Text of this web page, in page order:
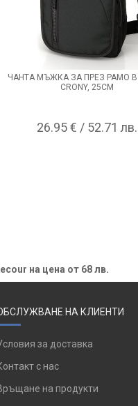
ЧАНТА МЪЖКА ЗА ПРЕЗ РАМО В
CRONY, 25СМ
26.95 € / 52.71 лв.
на цена от 68 лв.
НА КЛИЕНТИ
за доставка
с нас
на продукти